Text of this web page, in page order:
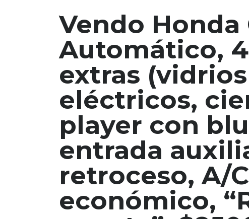
Vendo Honda
Automático,
extras
eléctricos,
player con
entrada
retroceso, A/
económico,